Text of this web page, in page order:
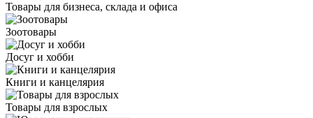
Товары для бизнеса, склада и офиса
Зоотовары
Досуг и хобби
Книги и канцелярия
Товары для взрослых